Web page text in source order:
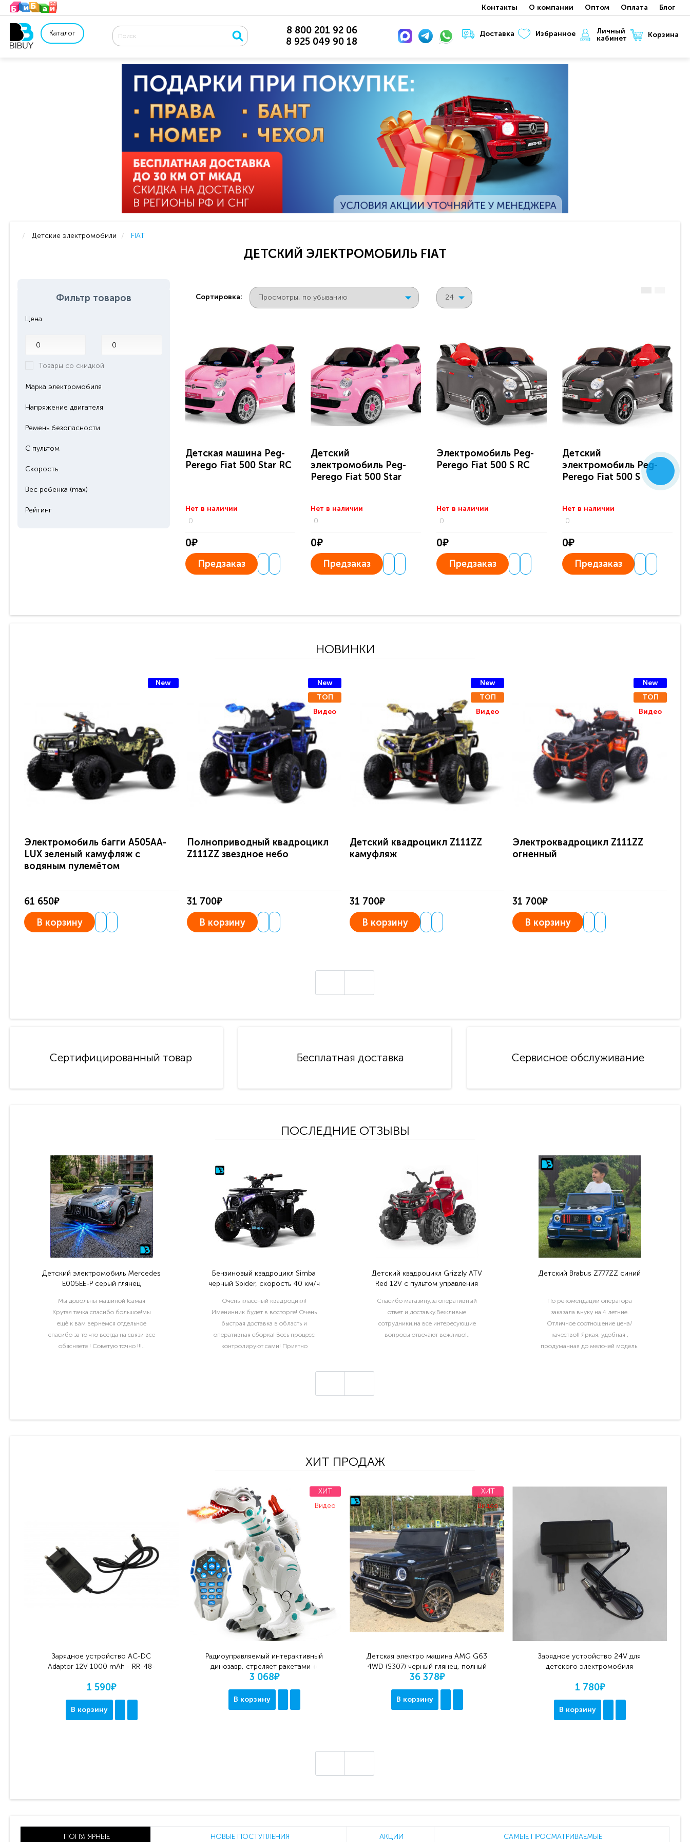
Контакты О компании Оптом Оплата Блог
Каталог
8 800 201 92 06
8 925 049 90 18
Доставка Избранное
Личный
кабинет
Корзина
Детские электромобили FIAT
ДЕТСКИЙ ЭЛЕКТРОМОБИЛЬ FIAT
Фильтр товаров
Цена
Товары со скидкой
Марка электромобиля
Напряжение двигателя
Ремень безопасности
С пультом
Скорость
Вес ребенка (max)
Рейтинг
Сортировка:
Детская машина Peg-
Perego Fiat 500 Star RC
Нет в наличии
0
0₽
Предзаказ
Детский
электромобиль Peg-
Perego Fiat 500 Star
Нет в наличии
0
0₽
Предзаказ
Электромобиль Peg-
Perego Fiat 500 S RC
Нет в наличии
0
0₽
Предзаказ
Детский
электромобиль Peg-
Perego Fiat 500 S
Нет в наличии
0
0₽
Предзаказ
НОВИНКИ
New
Электромобиль багги A505AA-
LUX зеленый камуфляж с
водяным пулемётом
61 650₽
В корзину
New
ТОП
Видео
Полноприводный квадроцикл
Z111ZZ звездное небо
31 700₽
В корзину
New
ТОП
Видео
Детский квадроцикл Z111ZZ
камуфляж
31 700₽
В корзину
New
ТОП
Видео
Электроквадроцикл Z111ZZ
огненный
31 700₽
В корзину
Сертифицированный товар Бесплатная доставка Сервисное обслуживание
ПОСЛЕДНИЕ ОТЗЫВЫ
Детский электромобиль Mercedes
E005EE-P серый глянец
Мы довольны машиной !самая
Крутая тачка спасибо большое!мы
ещё к вам вернемся отдельное
спасибо за то что всегда на связи все
обясняете ! Советую точно !!!..
Бензиновый квадроцикл Simba
черный Spider, скорость 40 км/ч
Очень классный квадроцикл!
Именинник будет в восторге! Очень
быстрая доставка в область и
оперативная сборка! Весь процесс
контролируют сами! Приятно
Детский квадроцикл Grizzly ATV
Red 12V с пультом управления
Спасибо магазину,за оперативный
ответ и доставку.Вежливые
сотрудники,на все интересующие
вопросы отвечают вежливо!..
Детский Brabus Z777ZZ синий
По рекомендации оператора
заказала внуку на 4 летние.
Отличное соотношение цена/
качество!! Яркая, удобная ,
продуманная до мелочей модель.
ХИТ ПРОДАЖ
Зарядное устройство AC-DC
Adaptor 12V 1000 mAh - RR-48-
1 590₽
В корзину
ХИТ
Видео
Радиоуправляемый интерактивный
динозавр, стреляет ракетами +
дышит паром - 88002
3 068₽
В корзину
ХИТ
Видео
Детская электро машина AMG G63
4WD (S307) черный глянец, полный
привод
36 378₽
В корзину
Зарядное устройство 24V для
детского электромобиля
1 780₽
В корзину
ПОПУЛЯРНЫЕ НОВЫЕ ПОСТУПЛЕНИЯ АКЦИИ САМЫЕ ПРОСМАТРИВАЕМЫЕ